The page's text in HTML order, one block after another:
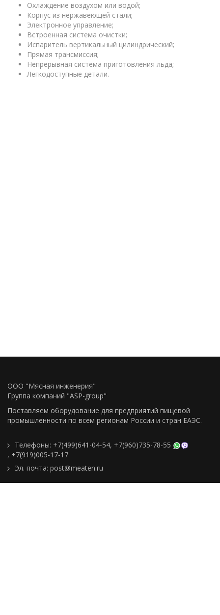
Охлаждение воздухом или водой;
Корпус из нержавеющей стали;
Электронное управление;
Встроенная система очистки;
Испаритель вертикальный цилиндрический;
Прямая трансмиссия;
Непрерывная система приготовления льда;
Легкодоступные детали.
ООО "Мясная инженерия"
Группа компаний "ASP-group"
Поставляем оборудование для предприятий пищевой
промышленности по всем регионам Росcии и стран ЕАЭС.
Телефоны: +7(499)641-04-54, +7(960)735-78-55
, +7(919)005-17-17
Эл. почта: post@meaten.ru